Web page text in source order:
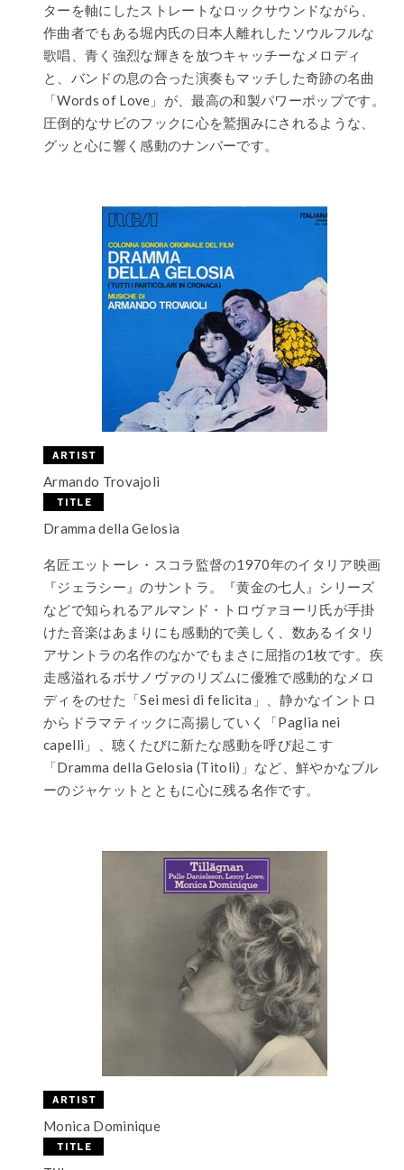
ターを軸にしたストレートなロックサウンドながら、
作曲者でもある堀内氏の日本人離れしたソウルフルな
歌唱、青く強烈な輝きを放つキャッチーなメロディ
と、バンドの息の合った演奏もマッチした奇跡の名曲
「Words of Love」が、最高の和製パワーポップです。
圧倒的なサビのフックに心を鷲掴みにされるような、
グッと心に響く感動のナンバーです。
Armando Trovajoli
Dramma della Gelosia
名匠エットーレ・スコラ監督の1970年のイタリア映画
『ジェラシー』のサントラ。『黄金の七人』シリーズ
などで知られるアルマンド・トロヴァヨーリ氏が手掛
けた音楽はあまりにも感動的で美しく、数あるイタリ
アサントラの名作のなかでもまさに屈指の1枚です。疾
走感溢れるボサノヴァのリズムに優雅で感動的なメロ
ディをのせた「Sei mesi di felicita」、静かなイントロ
からドラマティックに高揚していく「Paglia nei
capelli」、聴くたびに新たな感動を呼び起こす
「Dramma della Gelosia (Titoli)」など、鮮やかなブル
ーのジャケットとともに心に残る名作です。
Monica Dominique